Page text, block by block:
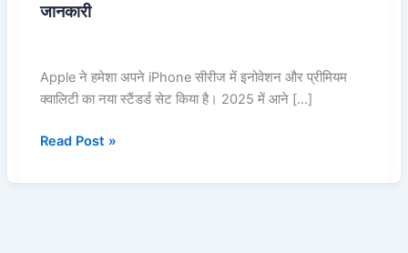
जानकारी
Apple ने हमेशा अपने iPhone सीरीज में इनोवेशन और प्रीमियम
क्वालिटी का नया स्टैंडर्ड सेट किया है। 2025 में आने […]
Read Post »